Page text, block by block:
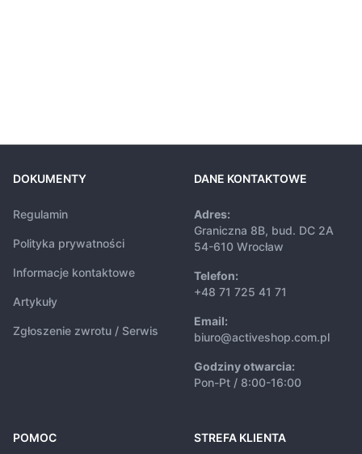
DOKUMENTY
Regulamin
Polityka prywatności
Informacje kontaktowe
Artykuły
Zgłoszenie zwrotu / Serwis
DANE KONTAKTOWE
Adres:
Graniczna 8B, bud. DC 2A
54-610 Wrocław
Telefon:
+48 71 725 41 71
Email:
biuro@activeshop.com.pl
Godziny otwarcia:
Pon-Pt / 8:00-16:00
POMOC STREFA KLIENTA